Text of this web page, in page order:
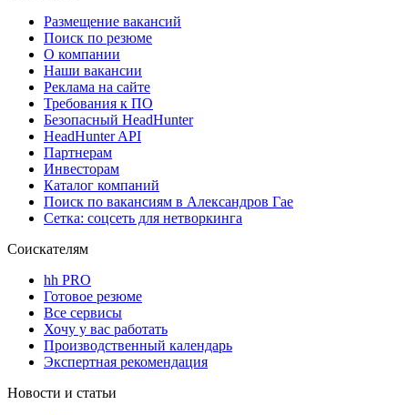
Размещение вакансий
Поиск по резюме
О компании
Наши вакансии
Реклама на сайте
Требования к ПО
Безопасный HeadHunter
HeadHunter API
Партнерам
Инвесторам
Каталог компаний
Поиск по вакансиям в Александров Гае
Сетка: соцсеть для нетворкинга
Соискателям
hh PRO
Готовое резюме
Все сервисы
Хочу у вас работать
Производственный календарь
Экспертная рекомендация
Новости и статьи